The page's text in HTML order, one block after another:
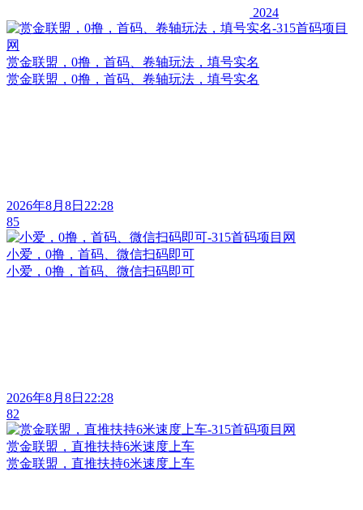
2024
赏金联盟，0撸，首码、卷轴玩法，填号实名
赏金联盟，0撸，首码、卷轴玩法，填号实名
2026年8月8日22:28
85
小爱，0撸，首码、微信扫码即可
小爱，0撸，首码、微信扫码即可
2026年8月8日22:28
82
赏金联盟，直推扶持6米速度上车
赏金联盟，直推扶持6米速度上车